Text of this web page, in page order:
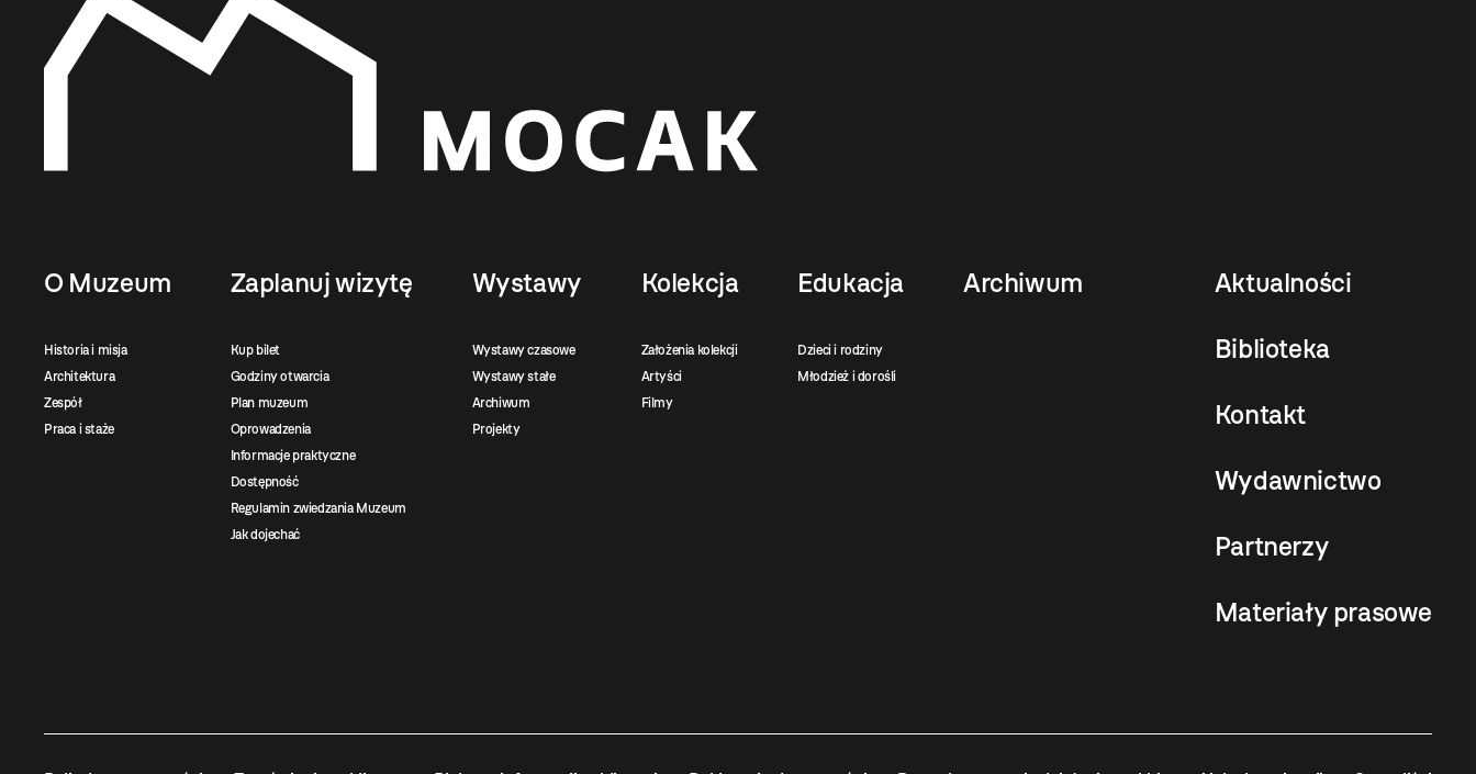
O Muzeum
Historia i misja
Architektura
Zespół
Praca i staże
Zaplanuj wizytę
Kup bilet
Godziny otwarcia
Plan muzeum
Oprowadzenia
Informacje praktyczne
Dostępność
Regulamin zwiedzania Muzeum
Jak dojechać
Wystawy
Wystawy czasowe
Wystawy stałe
Archiwum
Projekty
Kolekcja
Założenia kolekcji
Artyści
Filmy
Edukacja
Dzieci i rodziny
Młodzież i dorośli
Archiwum Aktualności
Biblioteka
Kontakt
Wydawnictwo
Partnerzy
Materiały prasowe